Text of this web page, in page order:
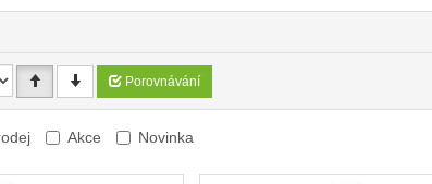
Porovnávání
Akce Novinka